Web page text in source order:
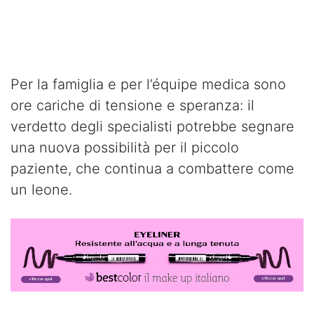
Per la famiglia e per l’équipe medica sono
ore cariche di tensione e speranza: il
verdetto degli specialisti potrebbe segnare
una nuova possibilità per il piccolo
paziente, che continua a combattere come
un leone.